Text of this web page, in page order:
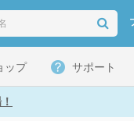
ップ サポート